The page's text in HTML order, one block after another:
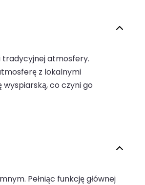
tradycyjnej atmosfery.
z lokalnymi
co czyni go
Pełniąc funkcję głównej